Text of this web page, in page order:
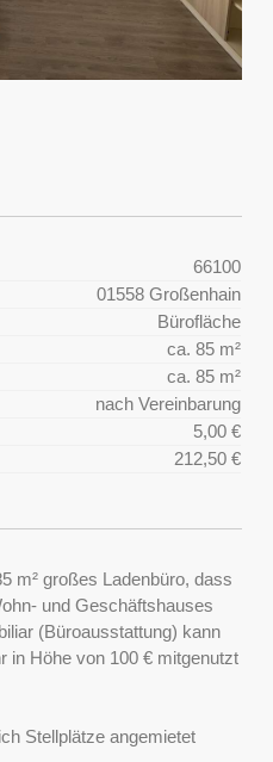
66100
01558 Großenhain
Bürofläche
ca. 85 m²
ca. 85 m²
nach Vereinbarung
5,00 €
212,50 €
m² großes Ladenbüro, dass
und Geschäftshauses
(Büroausstattung) kann
in Höhe von 100 € mitgenutzt
Stellplätze angemietet